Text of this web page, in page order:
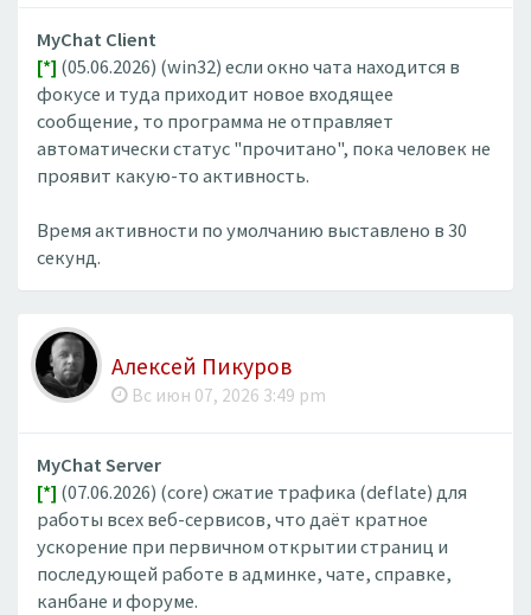
MyChat Client
[*] (05.06.2026) (win32) если окно чата находится в
фокусе и туда приходит новое входящее
сообщение, то программа не отправляет
автоматически статус "прочитано", пока человек не
проявит какую-то активность.
Время активности по умолчанию выставлено в 30
секунд.
Алексей Пикуров
Вс июн 07, 2026 3:49 pm
MyChat Server
[*] (07.06.2026) (core) сжатие трафика (deflate) для
работы всех веб-сервисов, что даёт кратное
ускорение при первичном открытии страниц и
последующей работе в админке, чате, справке,
канбане и форуме.